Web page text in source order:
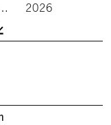
2026